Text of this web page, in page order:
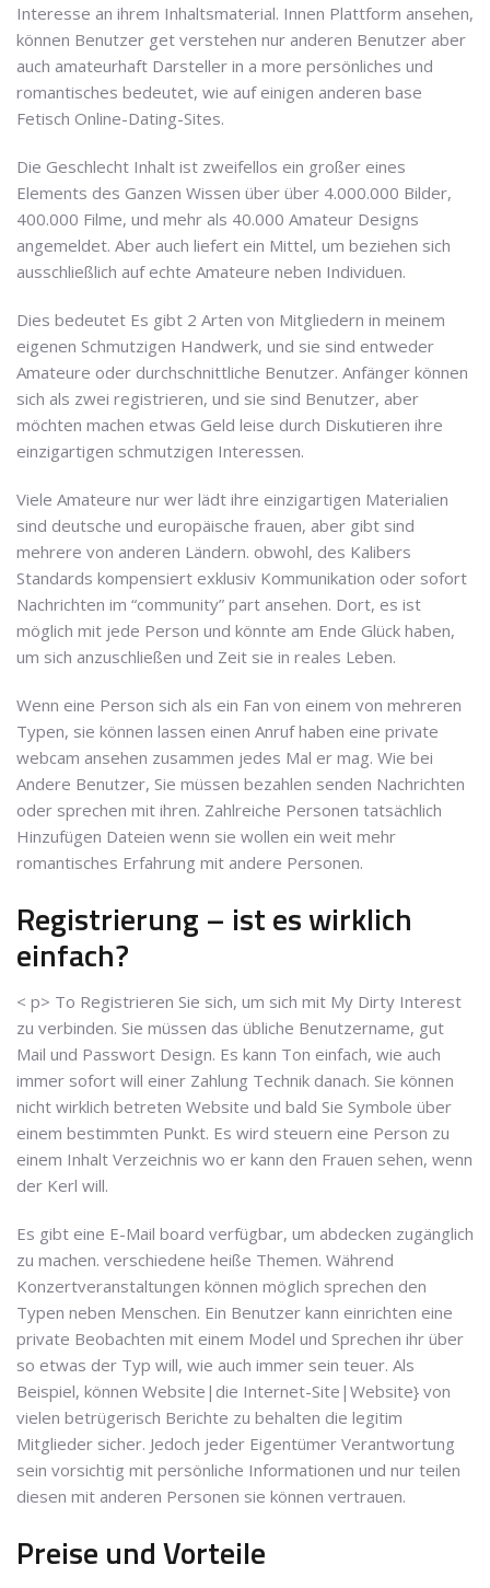
Interesse an ihrem Inhaltsmaterial. Innen Plattform ansehen,
können Benutzer get verstehen nur anderen Benutzer aber
auch amateurhaft Darsteller in a more persönliches und
romantisches bedeutet, wie auf einigen anderen base
Fetisch Online-Dating-Sites.
Die Geschlecht Inhalt ist zweifellos ein großer eines
Elements des Ganzen Wissen über über 4.000.000 Bilder,
400.000 Filme, und mehr als 40.000 Amateur Designs
angemeldet. Aber auch liefert ein Mittel, um beziehen sich
ausschließlich auf echte Amateure neben Individuen.
Dies bedeutet Es gibt 2 Arten von Mitgliedern in meinem
eigenen Schmutzigen Handwerk, und sie sind entweder
Amateure oder durchschnittliche Benutzer. Anfänger können
sich als zwei registrieren, und sie sind Benutzer, aber
möchten machen etwas Geld leise durch Diskutieren ihre
einzigartigen schmutzigen Interessen.
Viele Amateure nur wer lädt ihre einzigartigen Materialien
sind deutsche und europäische frauen, aber gibt sind
mehrere von anderen Ländern. obwohl, des Kalibers
Standards kompensiert exklusiv Kommunikation oder sofort
Nachrichten im “community” part ansehen. Dort, es ist
möglich mit jede Person und könnte am Ende Glück haben,
um sich anzuschließen und Zeit sie in reales Leben.
Wenn eine Person sich als ein Fan von einem von mehreren
Typen, sie können lassen einen Anruf haben eine private
webcam ansehen zusammen jedes Mal er mag. Wie bei
Andere Benutzer, Sie müssen bezahlen senden Nachrichten
oder sprechen mit ihren. Zahlreiche Personen tatsächlich
Hinzufügen Dateien wenn sie wollen ein weit mehr
romantisches Erfahrung mit andere Personen.
Registrierung – ist es wirklich
einfach?
< p> To Registrieren Sie sich, um sich mit My Dirty Interest
zu verbinden. Sie müssen das übliche Benutzername, gut
Mail und Passwort Design. Es kann Ton einfach, wie auch
immer sofort will einer Zahlung Technik danach. Sie können
nicht wirklich betreten Website und bald Sie Symbole über
einem bestimmten Punkt. Es wird steuern eine Person zu
einem Inhalt Verzeichnis wo er kann den Frauen sehen, wenn
der Kerl will.
Es gibt eine E-Mail board verfügbar, um abdecken zugänglich
zu machen. verschiedene heiße Themen. Während
Konzertveranstaltungen können möglich sprechen den
Typen neben Menschen. Ein Benutzer kann einrichten eine
private Beobachten mit einem Model und Sprechen ihr über
so etwas der Typ will, wie auch immer sein teuer. Als
Beispiel, können Website|die Internet-Site|Website} von
vielen betrügerisch Berichte zu behalten die legitim
Mitglieder sicher. Jedoch jeder Eigentümer Verantwortung
sein vorsichtig mit persönliche Informationen und nur teilen
diesen mit anderen Personen sie können vertrauen.
Preise und Vorteile